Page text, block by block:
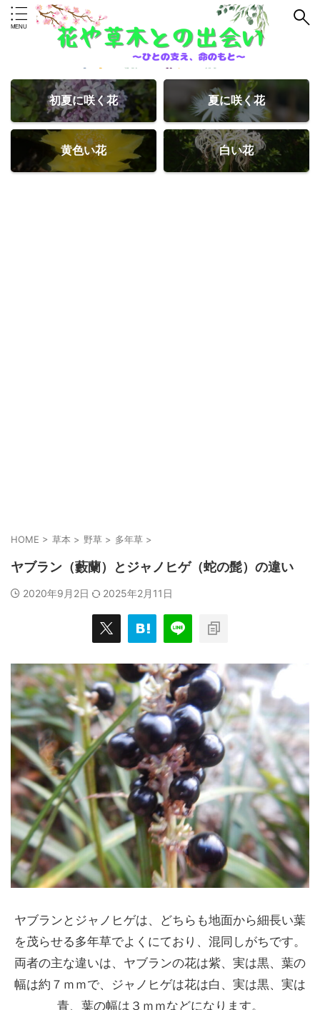
初夏に咲く花 夏に咲く花
黄色い花 白い花
HOME > 草本 > 野草 > 多年草 >
ヤブラン（藪蘭）とジャノヒゲ（蛇の髭）の違い
2020年9月2日 2025年2月11日
ヤブランとジャノヒゲは、どちらも地面から細長い葉
を茂らせる多年草でよくにており、混同しがちです。
両者の主な違いは、ヤブランの花は紫、実は黒、葉の
幅は約７ｍｍで、ジャノヒゲは花は白、実は黒、実は
青、葉の幅は３ｍｍなどになります。